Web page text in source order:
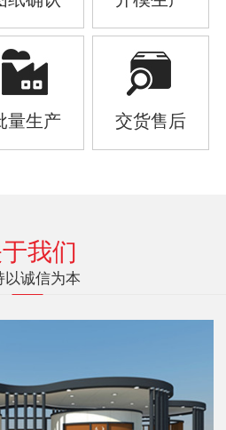
量生产 交货售后
我们
以诚信为本